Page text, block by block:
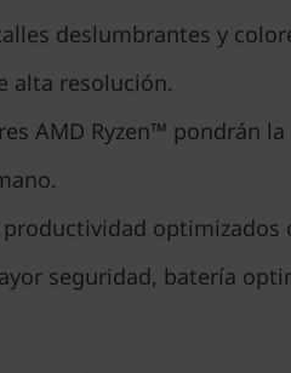
deslumbrantes y
alta resolución.
AMD Ryzen™ pondrán
optimizados
seguridad, batería